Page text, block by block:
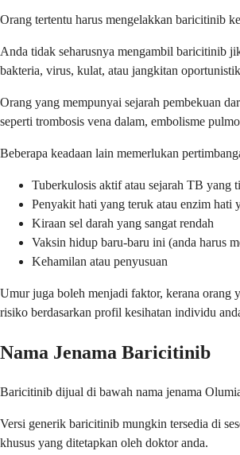
Orang tertentu harus mengelakkan baricitinib
Anda tidak seharusnya mengambil baricitinib
bakteria, virus, kulat, atau jangkitan
Orang yang mempunyai sejarah pembekuan
seperti trombosis vena dalam, embolisme
Beberapa keadaan lain memerlukan
Tuberkulosis aktif atau sejarah TB yang
Penyakit hati yang teruk atau enzim hati
Kiraan sel darah yang sangat rendah
Vaksin hidup baru-baru ini (anda harus
Kehamilan atau penyusuan
Umur juga boleh menjadi faktor, kerana orang
risiko berdasarkan profil kesihatan individu
Nama Jenama Baricitinib
Baricitinib dijual di bawah nama jenama
Versi generik baricitinib mungkin tersedia di
khusus yang ditetapkan oleh doktor anda.